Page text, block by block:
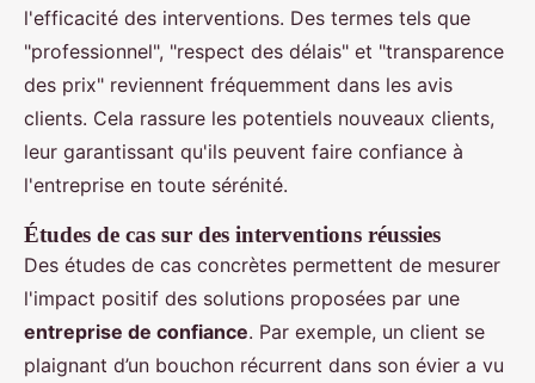
l'efficacité des interventions. Des termes tels que
"professionnel", "respect des délais" et "transparence
des prix" reviennent fréquemment dans les avis
clients. Cela rassure les potentiels nouveaux clients,
leur garantissant qu'ils peuvent faire confiance à
l'entreprise en toute sérénité.
Études de cas sur des interventions réussies
Des études de cas concrètes permettent de mesurer
l'impact positif des solutions proposées par une
entreprise de confiance. Par exemple, un client se
plaignant d’un bouchon récurrent dans son évier a vu